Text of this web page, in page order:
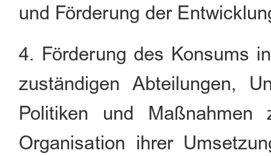
und Förderung der
4. Förderung des Konsums
zuständigen Abteilungen,
Politiken und
Organisation ihrer